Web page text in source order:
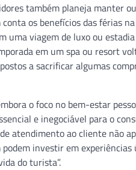
também planeja manter
os benefícios das férias
uma viagem de luxo ou
em um spa ou resort
a sacrificar algumas
o foco no bem-estar
e inegociável para o
atendimento ao cliente não
investir em experiências
do turista”.